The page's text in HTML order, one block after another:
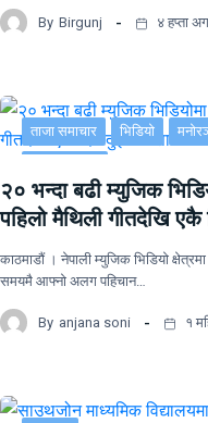
By Birgunj ४ हप्ता
ताजा समाचार भिडियो
२० भन्दा बढी म्युजिक
पहिलो मैथिली गीतदेखि एकै
काठमाडौं । नेपाली म्युजिक भिडियो
समयमै आफ्नो अलग पहिचान…
By anjana soni १